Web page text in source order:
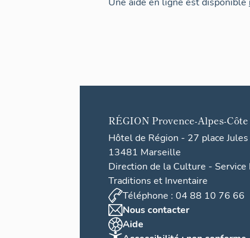
RÉGION Provence-Alpes-
Hôtel de Région - 27 place
13481 Marseille
Direction de la Culture - Service
Traditions et Inventaire
Téléphone : 04 88 10 76 66
Nous contacter
Aide